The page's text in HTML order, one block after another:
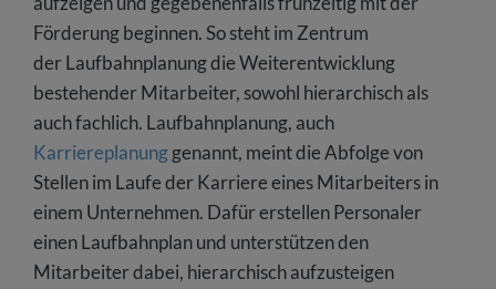
Förderung beginnen. So steht im Zentrum
der Laufbahnplanung die Weiterentwicklung
bestehender Mitarbeiter, sowohl hierarchisch als
auch fachlich. Laufbahnplanung, auch
Karriereplanunggenannt, meint die Abfolge von
Stellen im Laufe der Karriere eines Mitarbeiters in
einem Unternehmen. Dafür erstellen Personaler
einen Laufbahnplan und unterstützen den
Mitarbeiter dabei, hierarchisch aufzusteigen